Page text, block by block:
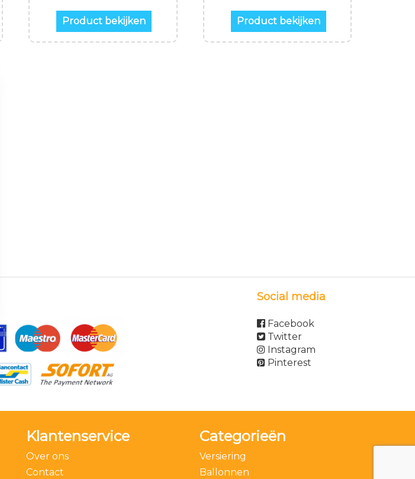
Product bekijken Product bekijken
Social media
Facebook
Twitter
Instagram
Pinterest
Klantenservice
Over ons
Contact
Categorieën
Versiering
Ballonnen